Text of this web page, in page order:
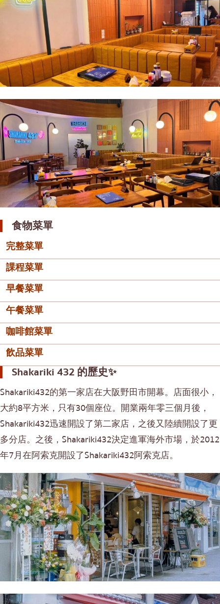
食物菜單
完整菜單
課程菜單
早餐菜單
午餐菜單
咖啡館菜單
飲品菜單
Shakariki 432 的歷史✨
Shakariki432的第一家店在大阪野田市開幕。店面很小，
大約8平方米，只有30個座位。開業兩年零三個月後，
Shakariki432迅速開設了第二家店，之後又陸續開設了更
多分店。之後，Shakariki432決定進軍海外市場，於2012
年7月在阿索克開設了Shakariki432阿索克店。